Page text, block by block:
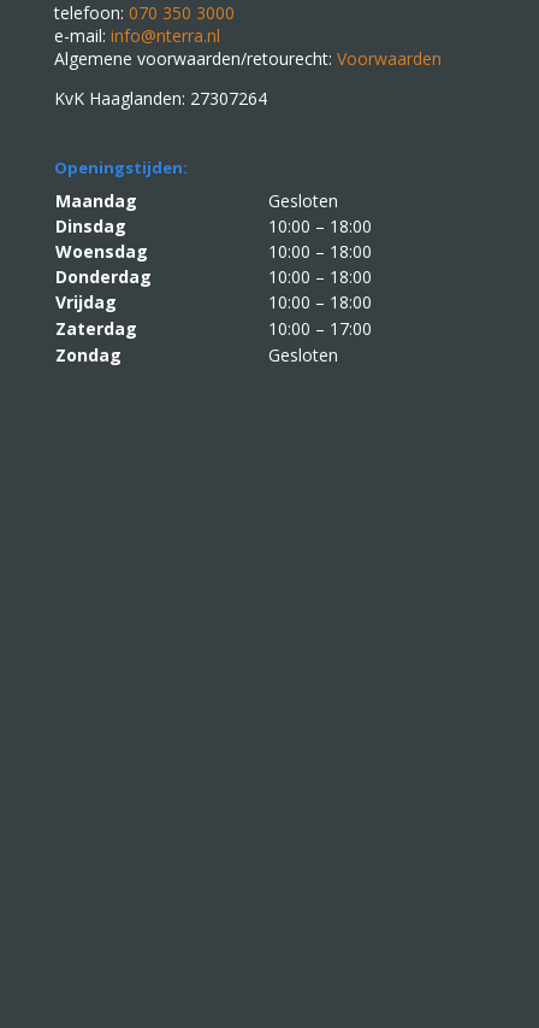
telefoon: 070 350 3000
e-mail: info@nterra.nl
Algemene voorwaarden/retourecht: Voorwaarden
KvK Haaglanden: 27307264
Openingstijden:
Maandag
Gesloten
Dinsdag
10:00 – 18:00
Woensdag
10:00 – 18:00
Donderdag
10:00 – 18:00
Vrijdag
10:00 – 18:00
Zaterdag
10:00 – 17:00
Zondag
Gesloten